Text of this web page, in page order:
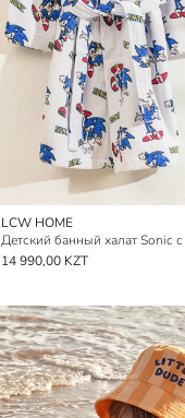
LCW HOME
Детский банный халат Sonic
14 990,00 KZT